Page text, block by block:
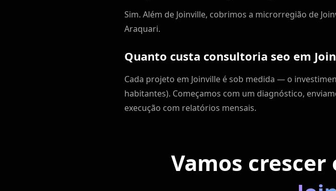
Sim. Além de Joinville, cobrimos a microrregião de
Araquari.
Quanto custa consultoria seo em
Cada projeto em Joinville é sob medida — o
habitantes). Começamos com um diagnóstico,
execução com relatórios mensais.
Vamos